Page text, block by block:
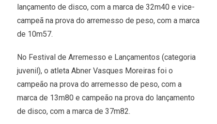
lançamento de disco, com a marca de 32m40 e vice-
campeã na prova do arremesso de peso, com a marca
de 10m57.
No Festival de Arremesso e Lançamentos (categoria
juvenil), o atleta Abner Vasques Moreiras foi o
campeão na prova do arremesso de peso, com a
marca de 13m80 e campeão na prova do lançamento
de disco, com a marca de 37m82.